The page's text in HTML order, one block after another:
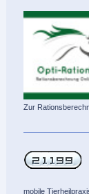
Zur
mobile